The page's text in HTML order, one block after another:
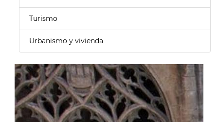
Turismo
Urbanismo y vivienda